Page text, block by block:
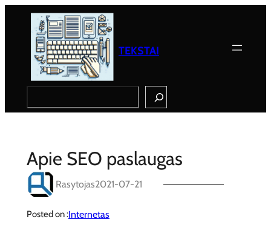
TEKSTAI
Apie SEO paslaugas
Rasytojas2021-07-21
Posted on :Internetas